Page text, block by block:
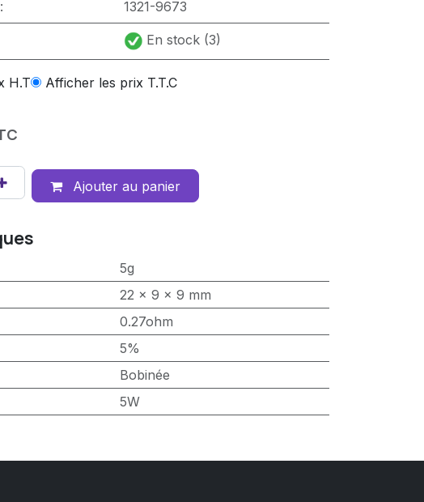
1321-9673
En stock (3)
H.T Afficher les prix T.T.C
Ajouter au panier
5g
22 x 9 x 9 mm
0.27ohm
5%
Bobinée
5W